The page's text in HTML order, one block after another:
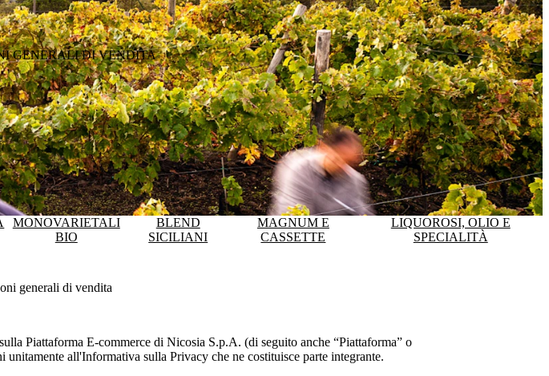
GENERALI DI VENDITA
MONOVARIETALI
BIO
BLEND
SICILIANI
MAGNUM E
CASSETTE
LIQUOROSI, OLIO E
SPECIALITÀ
generali di vendita
Piattaforma E-commerce diNicosia S.p.A. (di seguito anche “Piattaforma” o
all'Informativa sulla Privacy che ne costituisce parte integrante.